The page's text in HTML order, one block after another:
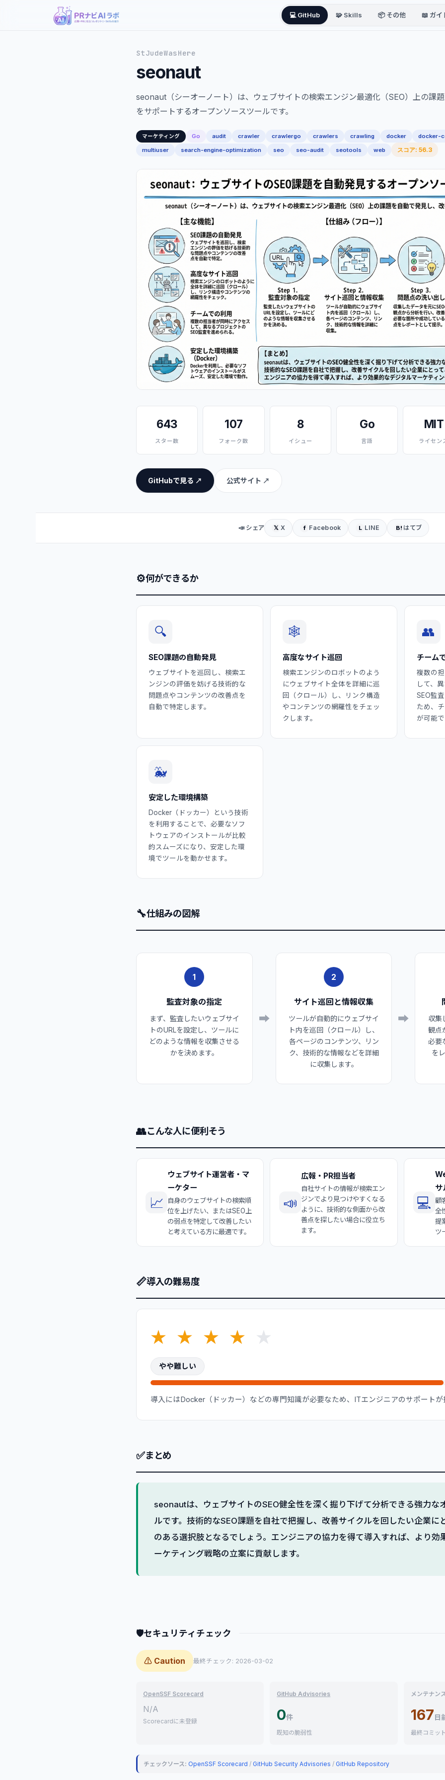
💻 GitHub 🧩 Skills 📦 その他 📖 ガイ
StJudeWasHere
seonaut
seonaut（シーオーノート）は、ウェブサイトの検索エンジン最適化（SEO）上の課
をサポートするオープンソースツールです。
マーケティング Go audit crawler crawlergo crawlers crawling docker
docker-
multiuser
search-engine-optimization seo seo-audit seotools web スコア: 56.3
643
スター数
107
フォーク数
8
イシュー
Go
言語
MIT
ライセン
GitHubで見る ↗ 公式サイト ↗
📣 シェア 𝕏 X f Facebook L LINE B! はてブ
⚙何ができるか
🔍
SEO課題の自動発見
ウェブサイトを巡回し、検索エ
ンジンの評価を妨げる技術的な
問題点やコンテンツの改善点を
自動で特定します。
🕸️
高度なサイト巡回
検索エンジンのロボットのよう
にウェブサイト全体を詳細に巡
回（クロール）し、リンク構造
やコンテンツの網羅性をチェッ
クします。
👥
チーム
複数の
して、
SEO監
ため、
が可能
🐳
安定した環境構築
Docker（ドッカー）という技術
を利用することで、必要なソフ
トウェアのインストールが比較
的スムーズになり、安定した環
境でツールを動かせます。
🔧仕組みの図解
1
監査対象の指定
まず、監査したいウェブサイ
トのURLを設定し、ツールに
どのような情報を収集させる
かを決めます。
➡
2
サイト巡回と情報収集
ツールが自動的にウェブサイ
ト内を巡回（クロール）し、
各ページのコンテンツ、リン
ク、技術的な情報などを詳細
に収集します。
➡
収集
観点
必要
を
👥こんな人に便利そう
📈
ウェブサイト運営者・マ
ーケター
自身のウェブサイトの検索順
位を上げたい、またはSEO上
の弱点を特定して改善したい
と考えている方に最適です。
📣
広報・PR担当者
自社サイトの情報が検索エン
ジンでより見つけやすくなる
ように、技術的な側面から改
善点を探したい場合に役立ち
ます。
💻
サ
顧
全
提
ツ
📏導入の難易度
★ ★ ★ ★ ★
やや難しい
導入にはDocker（ドッカー）などの専門知識が必要なため、ITエンジニアのサポート
✅まとめ
seonautは、ウェブサイトのSEO健全性を深く掘り下げて分析できる強力な
ルです。技術的なSEO課題を自社で把握し、改善サイクルを回したい企業に
のある選択肢となるでしょう。エンジニアの協力を得て導入すれば、より効
ーケティング戦略の立案に貢献します。
🛡セキュリティチェック
⚠ Caution 最終チェック: 2026-03-02
OpenSSF Scorecard
N/A
Scorecardに未登録
GitHub Advisories
0件
既知の脆弱性
メンテナン
167日
最終コミッ
チェックソース: OpenSSF Scorecard / GitHub Security Advisories / GitHub Repository